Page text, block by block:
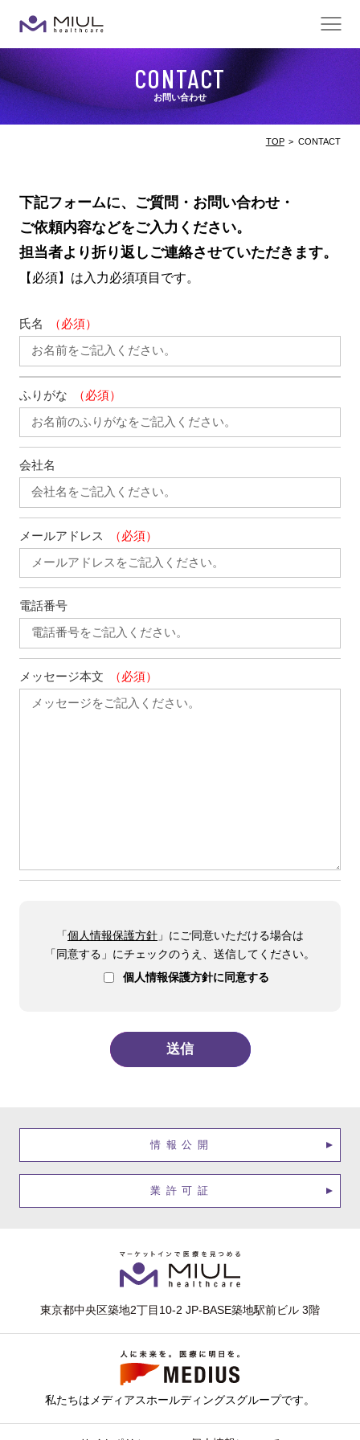
メ
ュ
CONTACT
お問い合わせ
TOP CONTACT
下記フォームに、ご質問・お問い合わせ・
ご依頼内容などをご入力ください。
担当者より折り返しご連絡させていただきます。
【必須】は入力必須項目です。
氏名 （必須）
ふりがな （必須）
会社名
メールアドレス （必須）
電話番号
メッセージ本文 （必須）
「 個人情報保護方針 」にご同意いただける場合は
「同意する」にチェックのうえ、送信してください。
個人情報保護方針に同意する
情報公開
業許可証
東京都中央区築地2丁目10-2 JP-BASE築地駅前ビル 3階
私たちはメディアスホールディングスグループです。